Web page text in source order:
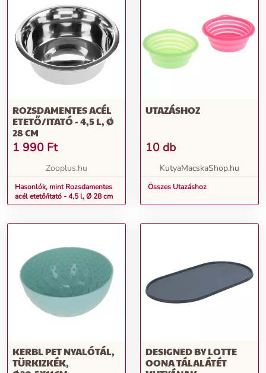
ROZSDAMENTES ACÉL
ETETŐ/ITATÓ - 4,5 L, Ø
28 CM
1 990 Ft
Zooplus.hu
Hasonlók, mint Rozsdamentes
acél etető/itató - 4,5 l, Ø 28 cm
UTAZÁSHOZ
10 db
KutyaMacskaShop.hu
Összes Utazáshoz
KERBL PET NYALÓTÁL,
TÜRKIZKÉK,
DESIGNED BY LOTTE
OONA TÁLALÁTÉT